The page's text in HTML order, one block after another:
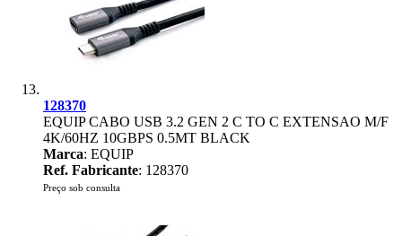
128370
EQUIP CABO USB 3.2 GEN 2 C TO C EXTENSAO M/F
4K/60HZ 10GBPS 0.5MT BLACK
Marca: EQUIP
Ref. Fabricante: 128370
Preço sob consulta